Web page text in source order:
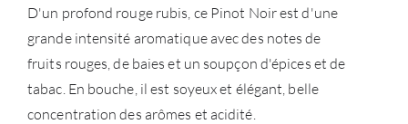
D'un profond rouge rubis, ce Pinot Noir est d'une
grande intensité aromatique avec des notes de
fruits rouges, de baies et un soupçon d'épices et de
tabac. En bouche, il est soyeux et élégant, belle
concentration des arômes et acidité.